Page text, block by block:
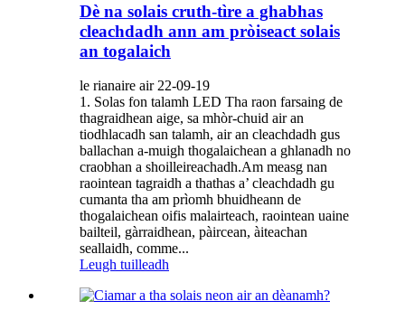
Dè na solais cruth-tìre a ghabhas
cleachdadh ann am pròiseact solais
an togalaich
le rianaire air 22-09-19
1. Solas fon talamh LED Tha raon farsaing de
thagraidhean aige, sa mhòr-chuid air an
tiodhlacadh san talamh, air an cleachdadh gus
ballachan a-muigh thogalaichean a ghlanadh no
craobhan a shoilleireachadh.Am measg nan
raointean tagraidh a thathas a’ cleachdadh gu
cumanta tha am prìomh bhuidheann de
thogalaichean oifis malairteach, raointean uaine
bailteil, gàrraidhean, pàircean, àiteachan
seallaidh, comme...
Leugh tuilleadh